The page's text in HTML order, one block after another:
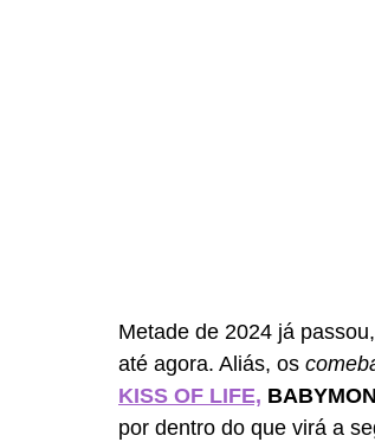
Metade de 2024 já
até agora. Aliás, os
KISS OF LIFE,
por dentro do que virá a